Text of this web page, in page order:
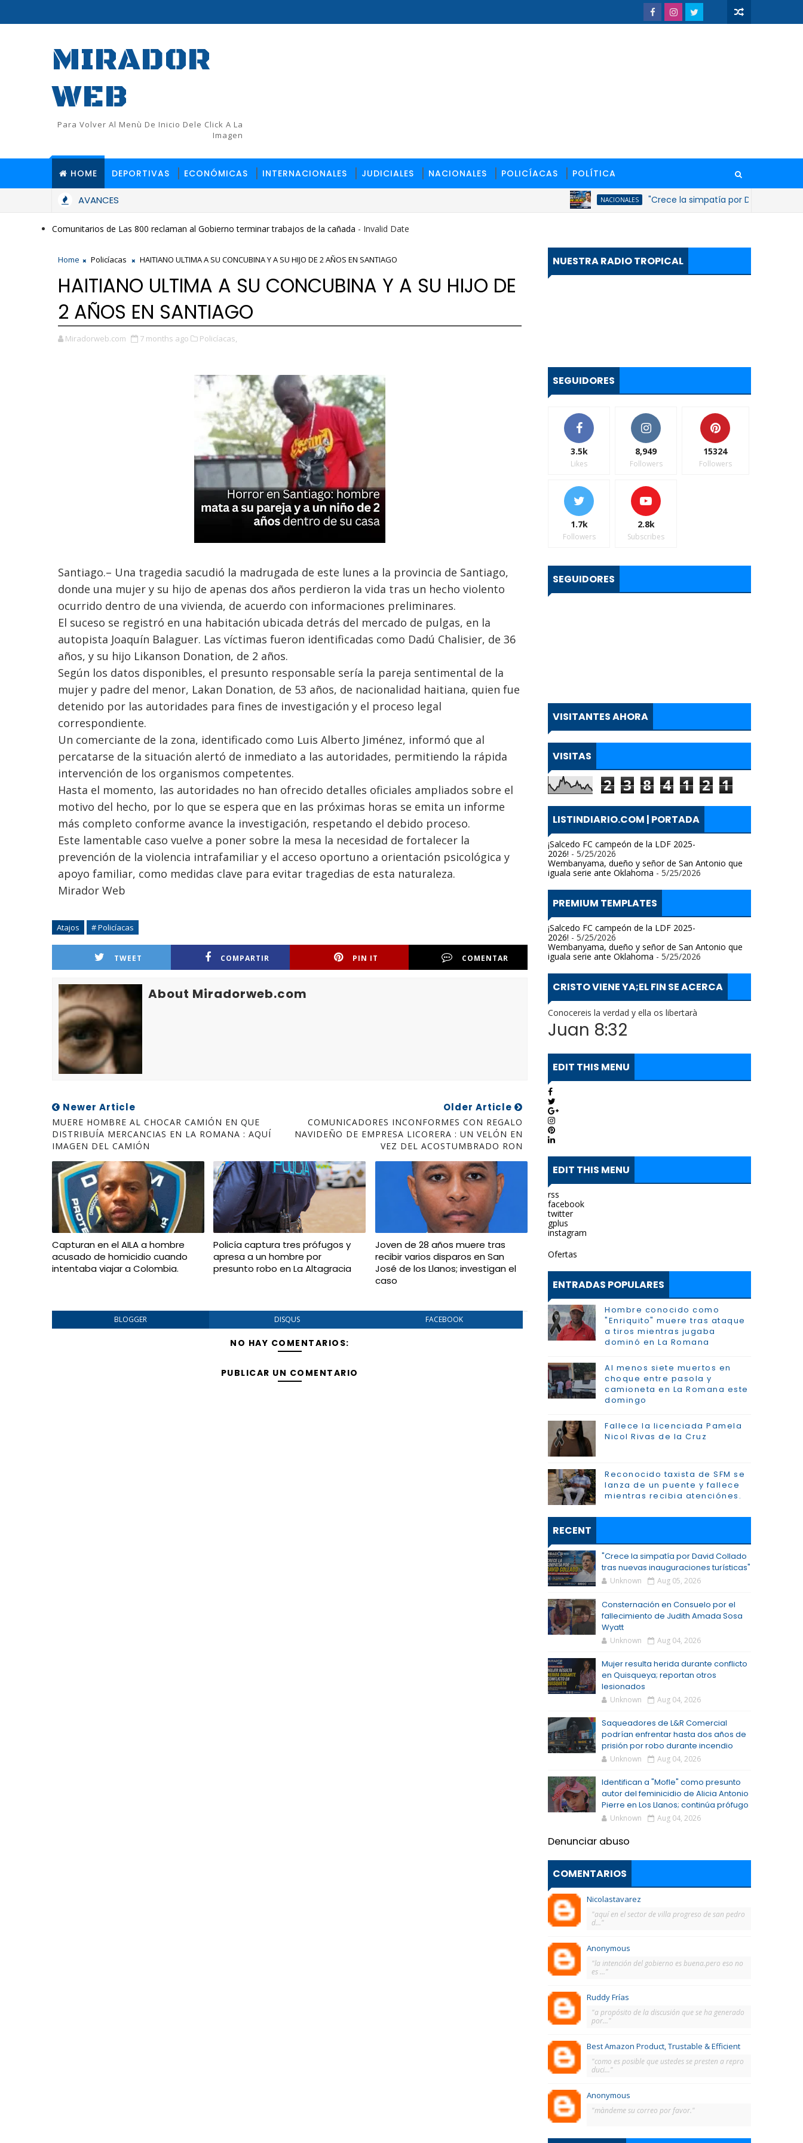
MIRADOR
WEB
Para Volver Al Menù De Inicio Dele Click A La
Imagen
HOME DEPORTIVAS ECONÓMICAS INTERNACIONALES JUDICIALES NACIONALES POLICÍACAS POLÍTICA
AVANCES NACIONALES
"Crece la simpatía por David Collado tras
a "Mofle" como presunto autor del feminicidio de Alicia Antonio Pierre en Los Llanos; continúa prófugo
Comunitarios de Las 800 reclaman al Gobierno terminar trabajos de la cañada - Invalid Date
Home Policíacas HAITIANO ULTIMA A SU CONCUBINA Y A SU HIJO DE 2 AÑOS EN SANTIAGO
HAITIANO ULTIMA A SU CONCUBINA Y A SU HIJO DE
2 AÑOS EN SANTIAGO
Miradorweb.com 7 months ago Policíacas,
Santiago.– Una tragedia sacudió la madrugada de este lunes a la provincia de Santiago,
donde una mujer y su hijo de apenas dos años perdieron la vida tras un hecho violento
ocurrido dentro de una vivienda, de acuerdo con informaciones preliminares.
El suceso se registró en una habitación ubicada detrás del mercado de pulgas, en la
autopista Joaquín Balaguer. Las víctimas fueron identificadas como Dadú Chalisier, de 36
años, y su hijo Likanson Donation, de 2 años.
Según los datos disponibles, el presunto responsable sería la pareja sentimental de la
mujer y padre del menor, Lakan Donation, de 53 años, de nacionalidad haitiana, quien fue
detenido por las autoridades para fines de investigación y el proceso legal
correspondiente.
Un comerciante de la zona, identificado como Luis Alberto Jiménez, informó que al
percatarse de la situación alertó de inmediato a las autoridades, permitiendo la rápida
intervención de los organismos competentes.
Hasta el momento, las autoridades no han ofrecido detalles oficiales ampliados sobre el
motivo del hecho, por lo que se espera que en las próximas horas se emita un informe
más completo conforme avance la investigación, respetando el debido proceso.
Este lamentable caso vuelve a poner sobre la mesa la necesidad de fortalecer la
prevención de la violencia intrafamiliar y el acceso oportuno a orientación psicológica y
apoyo familiar, como medidas clave para evitar tragedias de esta naturaleza.
Mirador Web
Atajos # Policíacas
TWEET COMPARTIR PIN IT COMENTAR
About Miradorweb.com
Newer Article
MUERE HOMBRE AL CHOCAR CAMIÓN EN QUE
DISTRIBUÍA MERCANCIAS EN LA ROMANA : AQUÍ
IMAGEN DEL CAMIÓN
Older Article
COMUNICADORES INCONFORMES CON REGALO
NAVIDEÑO DE EMPRESA LICORERA : UN VELÓN EN
VEZ DEL ACOSTUMBRADO RON
Capturan en el AILA a hombre
acusado de homicidio cuando
intentaba viajar a Colombia.
Policía captura tres prófugos y
apresa a un hombre por
presunto robo en La Altagracia
Joven de 28 años muere tras
recibir varios disparos en San
José de los Llanos; investigan el
caso
BLOGGER DISQUS FACEBOOK
NO HAY COMENTARIOS:
PUBLICAR UN COMENTARIO
NUESTRA RADIO TROPICAL
SEGUIDORES
3.5k
Likes
8,949
Followers
15324
Followers
1.7k
Followers
2.8k
Subscribes
SEGUIDORES
VISITANTES AHORA
VISITAS
2 3 8 4 1 2 1
LISTINDIARIO.COM | PORTADA
¡Salcedo FC campeón de la LDF 2025-
2026! - 5/25/2026
Wembanyama, dueño y señor de San Antonio que
iguala serie ante Oklahoma - 5/25/2026
PREMIUM TEMPLATES
¡Salcedo FC campeón de la LDF 2025-
2026! - 5/25/2026
Wembanyama, dueño y señor de San Antonio que
iguala serie ante Oklahoma - 5/25/2026
CRISTO VIENE YA;EL FIN SE ACERCA
Conocereis la verdad y ella os libertarà
Juan 8:32
EDIT THIS MENU
EDIT THIS MENU
rss
facebook
twitter
gplus
instagram
Ofertas
ENTRADAS POPULARES
Hombre conocido como
"Enriquito" muere tras ataque
a tiros mientras jugaba
dominó en La Romana
Al menos siete muertos en
choque entre pasola y
camioneta en La Romana este
domingo
Fallece la licenciada Pamela
Nicol Rivas de la Cruz
Reconocido taxista de SFM se
lanza de un puente y fallece
mientras recibia atenciónes.
RECENT
"Crece la simpatía por David Collado
tras nuevas inauguraciones turísticas"
Unknown Aug 05, 2026
Consternación en Consuelo por el
fallecimiento de Judith Amada Sosa
Wyatt
Unknown Aug 04, 2026
Mujer resulta herida durante conflicto
en Quisqueya; reportan otros
lesionados
Unknown Aug 04, 2026
Saqueadores de L&R Comercial
podrían enfrentar hasta dos años de
prisión por robo durante incendio
Unknown Aug 04, 2026
Identifican a "Mofle" como presunto
autor del feminicidio de Alicia Antonio
Pierre en Los Llanos; continúa prófugo
Unknown Aug 04, 2026
Denunciar abuso
COMENTARIOS
Nicolastavarez
"aquí en el sector de villa progreso de san pedro
d..."
Anonymous
"la intención del gobierno es buena.pero eso no
es ..."
Ruddy Frías
"a propósito de la discusión que se ha generado
por..."
Best Amazon Product, Trustable & Efficient
"como es posible que ustedes se presten a repro
duci..."
Anonymous
"màndeme su correo por favor."